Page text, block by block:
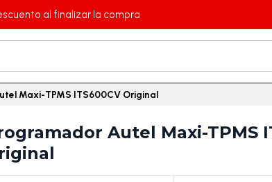
al finalizar la compra
Maxi-TPMS ITS600CV Original
Autel Maxi-TPMS